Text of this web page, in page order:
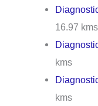
16.97 kms
kms
kms